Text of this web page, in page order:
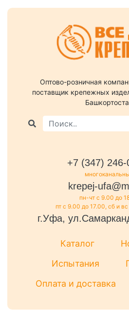
Оптово-розничная
поставщик крепежных
+7 (347) 246-
krepej-
пн-чт с 9.00 до
пт с 9.00 до 17.00, сб и
г.Уфа,
Каталог
Испытания
Оплата и доставка